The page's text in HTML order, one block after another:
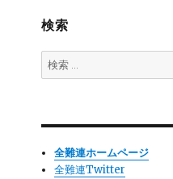
検索
検
索:
全難連ホームページ
全難連Twitter